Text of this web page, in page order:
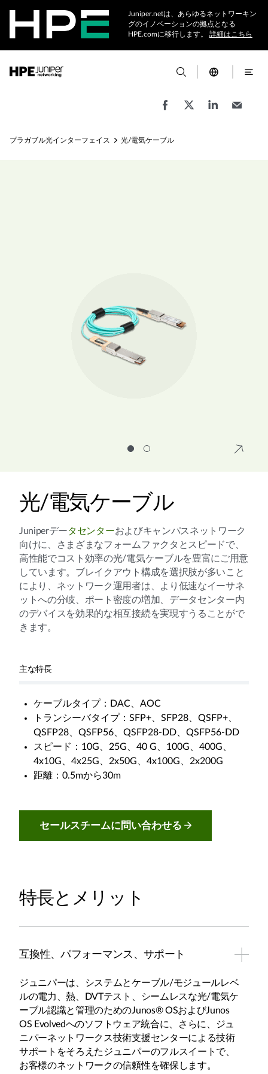
Juniper.netは、あらゆるネットワーキン
グのイノベーションの拠点となる
HPE.comに移行します。 詳細はこちら
プラガブル光インターフェイス 光/電気ケーブル
光/電気ケーブル
Juniperデータセンターおよびキャンパスネットワーク
向けに、さまざまなフォームファクタとスピードで、
高性能でコスト効率の光/電気ケーブルを豊富にご用意
しています。ブレイクアウト構成を選択肢が多いこと
により、ネットワーク運用者は、より低速なイーサネ
ットへの分岐、ポート密度の増加、データセンター内
のデバイスを効果的な相互接続を実現すうることがで
きます。
主な特長
ケーブルタイプ：DAC、AOC
トランシーバタイプ：SFP+、SFP28、QSFP+、
QSFP28、QSFP56、QSFP28-DD、QSFP56-DD
スピード：10G、25G、40 G、100G、400G、
4x10G、4x25G、2x50G、4x100G、2x200G
距離：0.5mから30m
セールスチームに問い合わせる
特長とメリット
互換性、パフォーマンス、サポート
ジュニパーは、システムとケーブル/モジュールレベ
ルの電力、熱、DVTテスト、シームレスな光/電気ケ
ーブル認識と管理のためのJunos® OSおよびJunos
OS Evolvedへのソフトウェア統合に、さらに、ジュ
ニパーネットワークス技術支援センターによる技術
サポートをそろえたジュニパーのフルスイートで、
お客様のネットワークの信頼性を確保します。